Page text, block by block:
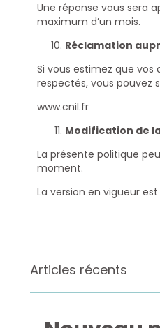
Une réponse vous sera
maximum d’un mois.
Réclamation
Si vous estimez que vos
respectés, vous pouvez
www.cnil.fr
Modification de
La présente politique
moment.
La version en vigueur
Articles récents